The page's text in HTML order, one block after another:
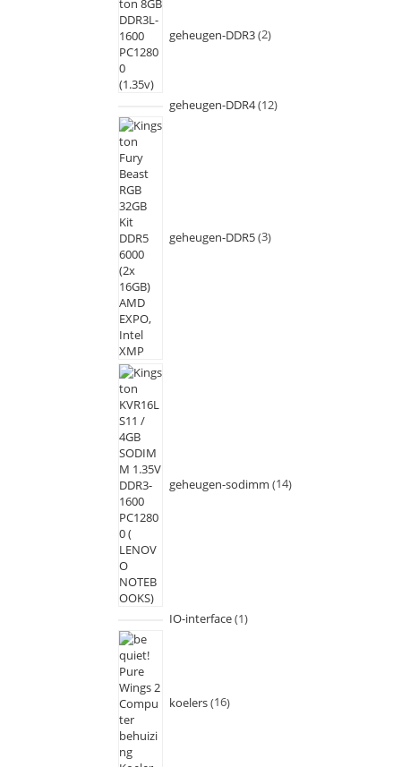
geheugen-DDR3 2
geheugen-DDR4 12
geheugen-DDR5 3
geheugen-sodimm 14
IO-interface 1
koelers 16